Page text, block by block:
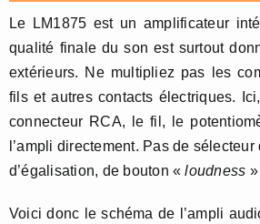
Le LM1875 est un amplificateur
qualité finale du son est surtout
extérieurs. Ne multipliez pas les
fils et autres contacts électriques.
connecteur RCA, le fil, le
l’ampli directement. Pas de
d’égalisation, de bouton «loudness
Voici donc le schéma de l’ampli